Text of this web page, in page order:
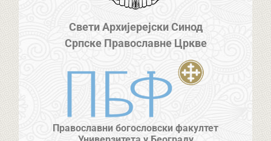
Свети Архијерејски Синод
Српске Православне Цркве
Православни богословски факултет